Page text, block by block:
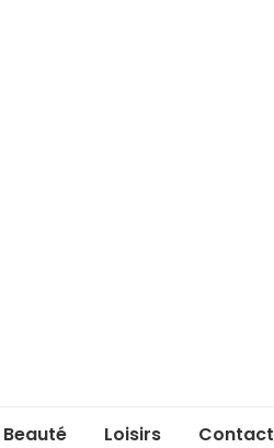
Beauté Loisirs Contact